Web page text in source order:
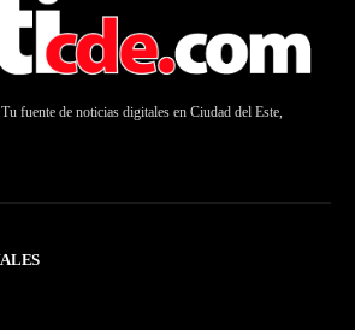
fuente de noticias digitales en Ciudad del Este,